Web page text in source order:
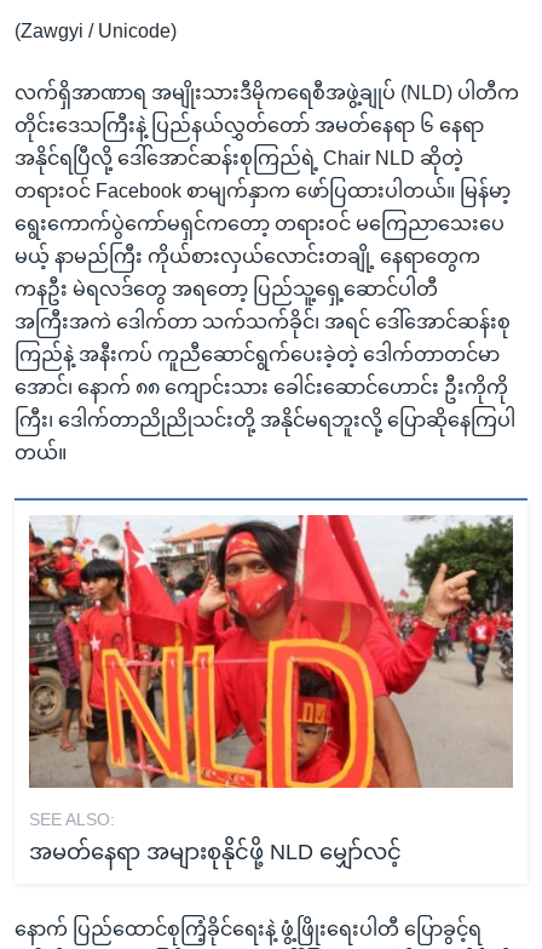
ရန်
သို့
ကျော်
ရန်
(Zawgyi / Unicode)
လက်ရှိအာဏာရ အမျိုးသားဒီမိုကရေစီအဖွဲ့ချုပ် (NLD) ပါတီက
တိုင်းဒေသကြီးနဲ့ ပြည်နယ်လွှတ်တော် အမတ်နေရာ ၆ နေရာ
အနိုင်ရပြီလို့ ဒေါ်အောင်ဆန်းစုကြည်ရဲ့ Chair NLD ဆိုတဲ့
တရားဝင် Facebook စာမျက်နှာက ဖော်ပြထားပါတယ်။ မြန်မာ့
ရွေးကောက်ပွဲကော်မရှင်ကတော့ တရားဝင် မကြေညာသေးပေ
မယ့် နာမည်ကြီး ကိုယ်စားလှယ်လောင်းတချို့ နေရာတွေက
ကနဦး မဲရလဒ်တွေ အရတော့ ပြည်သူ့ရှေ့ဆောင်ပါတီ
အကြီးအကဲ ဒေါက်တာ သက်သက်ခိုင်၊ အရင် ဒေါ်အောင်ဆန်းစု
ကြည်နဲ့ အနီးကပ် ကူညီဆောင်ရွက်ပေးခဲ့တဲ့ ဒေါက်တာတင်မာ
အောင်၊ နောက် ၈၈ ကျောင်းသား ခေါင်းဆောင်ဟောင်း ဦးကိုကို
ကြီး၊ ဒေါက်တာညိုညိုသင်းတို့ အနိုင်မရဘူးလို့ ပြောဆိုနေကြပါ
တယ်။
SEE ALSO:
အမတ်နေရာ အများစုနိုင်ဖို့ NLD မျှော်လင့်
နောက် ပြည်ထောင်စုကြံ့ခိုင်ရေးနဲ့ ဖွံ့ဖြိုးရေးပါတီ ပြောခွင့်ရ